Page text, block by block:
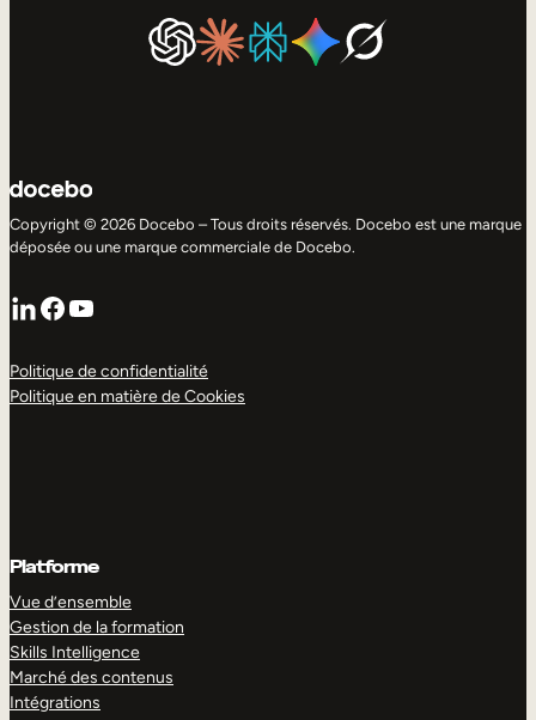
Copyright © 2026 Docebo – Tous droits réservés. Docebo est une marque
déposée ou une marque commerciale de Docebo.
LinkedIn
Facebook
YouTube
Politique de confidentialité
Politique en matière de Cookies
Platforme
Vue d’ensemble
Gestion de la formation
Skills Intelligence
Marché des contenus
Intégrations